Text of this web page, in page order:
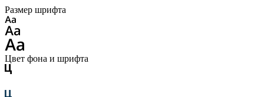
Размер шрифта
Цвет фона и шрифта